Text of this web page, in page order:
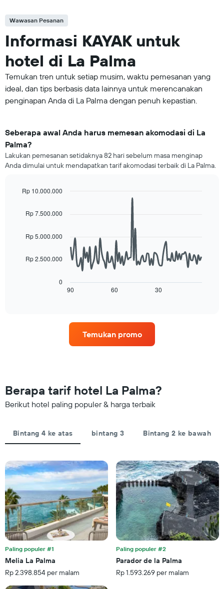
Wawasan Pesanan
Informasi KAYAK untuk
hotel di La Palma
Temukan tren untuk setiap musim, waktu pemesanan yang
ideal, dan tips berbasis data lainnya untuk merencanakan
penginapan Anda di La Palma dengan penuh kepastian.
Seberapa awal Anda harus memesan akomodasi di La
Palma?
Lakukan pemesanan setidaknya 82 hari sebelum masa menginap
Anda dimulai untuk mendapatkan tarif akomodasi terbaik di La Palma.
with
data
points.
Grafik
menampilkan
sumbu
X
jumlah
hari
tanggal
menginap
Grafik
ini
memiliki
1
sumbu
Y
yang
menampilkan
rata-
rata
harga
kamar
90 60 30
0
Rp 2.500.000
Rp 5.000.000
Rp 7.500.000
Rp 10.000.000
Temukan promo
Berapa tarif hotel La Palma?
Berikut hotel paling populer & harga terbaik
Bintang 4 ke atas bintang 3 Bintang 2 ke bawah
Paling populer #1
Melia La Palma
Rp 2.398.854 per malam
Paling populer #2
Parador de la Palma
Rp 1.593.269 per malam